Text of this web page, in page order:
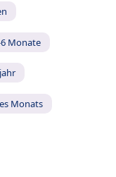
Monate
Monats